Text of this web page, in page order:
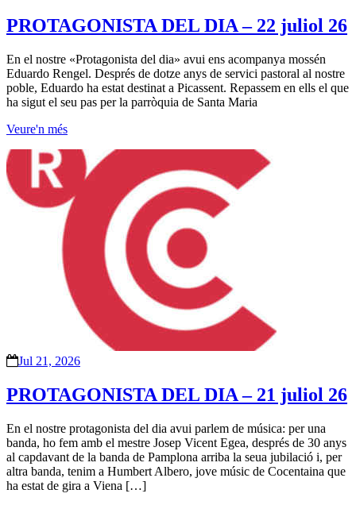
PROTAGONISTA DEL DIA – 22 juliol 26
En el nostre «Protagonista del dia» avui ens acompanya mossén
Eduardo Rengel. Després de dotze anys de servici pastoral al nostre
poble, Eduardo ha estat destinat a Picassent. Repassem en ells el que
ha sigut el seu pas per la parròquia de Santa Maria
Veure'n més
Jul 21, 2026
PROTAGONISTA DEL DIA – 21 juliol 26
En el nostre protagonista del dia avui parlem de música: per una
banda, ho fem amb el mestre Josep Vicent Egea, després de 30 anys
al capdavant de la banda de Pamplona arriba la seua jubilació i, per
altra banda, tenim a Humbert Albero, jove músic de Cocentaina que
ha estat de gira a Viena […]